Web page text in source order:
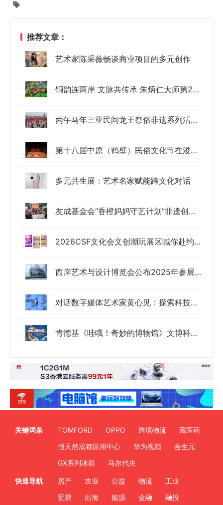
推荐文章：
艺术家陈采薇畅谈商业项目的多元创作
铜韵连两岸 文脉共传承 朱炳仁大师第29次赴台出席第18届两湖论坛
丙午马年三亚民间龙王祭俗非遗系列活动引来全国数万名游客
第十八届中原（鹤壁）民俗文化节在浚县古城启幕
多元共生展：艺术名家赋能跨文化对话
友成基金会“香橙妈妈守艺计划”非遗创变营圆满落幕
2026CSF文化会文创潮玩展区喊你赴约！千亿元市场的新玩法都在这
西岸艺术与设计博览会公布2025年参展阵容及首批亮点
对话数字媒体艺术家黄心见：探索科技如何助力创作与表达
肯德基《哇哦！奇妙的博物馆》文博科普故事会登陆南宁
关键词条 TOMFORD OPPO 跨境物流
藏医药
恒天然成都应用中心
华为视频
合生元
GX系列冰箱
马尔代夫
快速导航 房产 农业 公益 物流
工业
贸易
出海 能源 金融 融投